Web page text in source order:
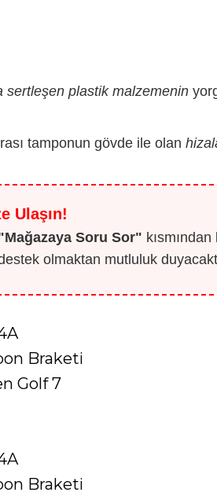
sertleşen plastik malzemenin
tamponun gövde ile olan
Ulaşın!
Soru Sor"
olmaktan mutluluk
Braketi
Golf 7
Braketi